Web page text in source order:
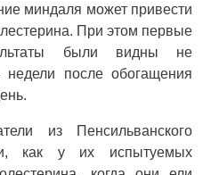
миндаля может привести
При этом первые
были видны не
после обогащения
из Пенсильванского
как у их испытуемых